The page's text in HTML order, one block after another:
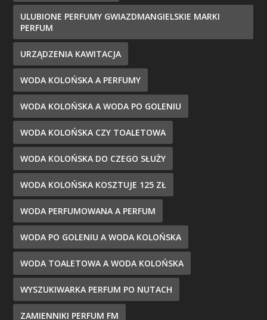
ULUBIONE PERFUMY GWIAZDMANGIELSKIE MARKI
PERFUM
URZĄDZENIA KAWITACJA
WODA KOLOŃSKA A PERFUMY
WODA KOLOŃSKA A WODA PO GOLENIU
WODA KOLOŃSKA CZY TOALETOWA
WODA KOLOŃSKA DO CZEGO SŁUŻY
WODA KOLOŃSKA KOSZTUJE 125 ZŁ
WODA PERFUMOWANA A PERFUM
WODA PO GOLENIU A WODA KOLOŃSKA
WODA TOALETOWA A WODA KOLOŃSKA
WYSZUKIWARKA PERFUM PO NUTACH
ZAMIENNIKI PERFUM FM